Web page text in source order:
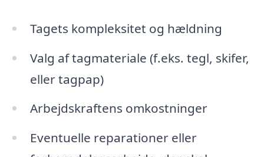
Tagets kompleksitet og hældning
Valg af tagmateriale (f.eks. tegl, skifer,
eller tagpap)
Arbejdskraftens omkostninger
Eventuelle reparationer eller